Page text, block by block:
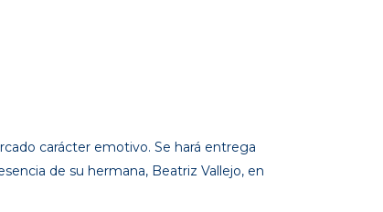
carácter emotivo. Se hará entrega
de su hermana, Beatriz Vallejo, en